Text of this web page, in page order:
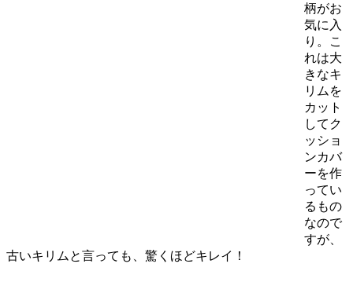
柄がお
気に入
り。こ
れは大
きなキ
リムを
カット
してク
ッショ
ンカバ
ーを作
ってい
るもの
なので
すが、
古いキリムと言っても、驚くほどキレイ！